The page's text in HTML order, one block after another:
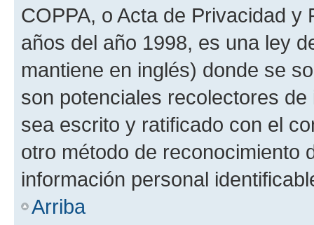
COPPA, o Acta de Privacidad
años del año 1998, es una ley
mantiene en inglés) donde se
son potenciales recolectores
sea escrito y ratificado con el
otro método de reconocimiento
información personal
Arriba